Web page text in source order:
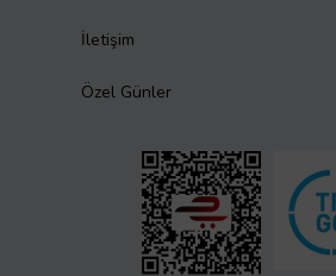
İletişim
Özel Günler